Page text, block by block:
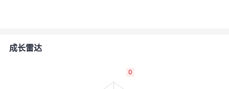
者
成长雷达
0